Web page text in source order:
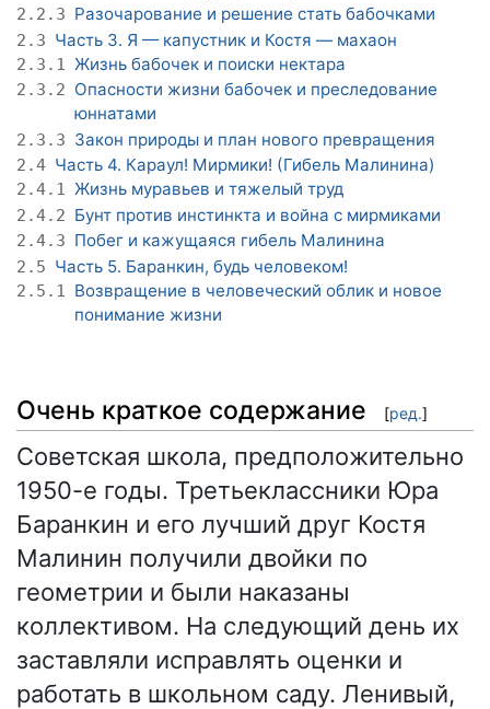
2.2.3 Разочарование и решение стать бабочками
2.3 Часть 3. Я — капустник и Костя — махаон
2.3.1 Жизнь бабочек и поиски нектара
2.3.2 Опасности жизни бабочек и преследование
юннатами
2.3.3 Закон природы и план нового превращения
2.4 Часть 4. Караул! Мирмики! (Гибель Малинина)
2.4.1 Жизнь муравьев и тяжелый труд
2.4.2 Бунт против инстинкта и война с мирмиками
2.4.3 Побег и кажущаяся гибель Малинина
2.5 Часть 5. Баранкин, будь человеком!
2.5.1 Возвращение в человеческий облик и новое
понимание жизни
Очень краткое содержание [ред.]
Советская школа, предположительно
1950-е годы. Третьеклассники Юра
Баранкин и его лучший друг Костя
Малинин получили двойки по
геометрии и были наказаны
коллективом. На следующий день их
заставляли исправлять оценки и
работать в школьном саду. Ленивый,